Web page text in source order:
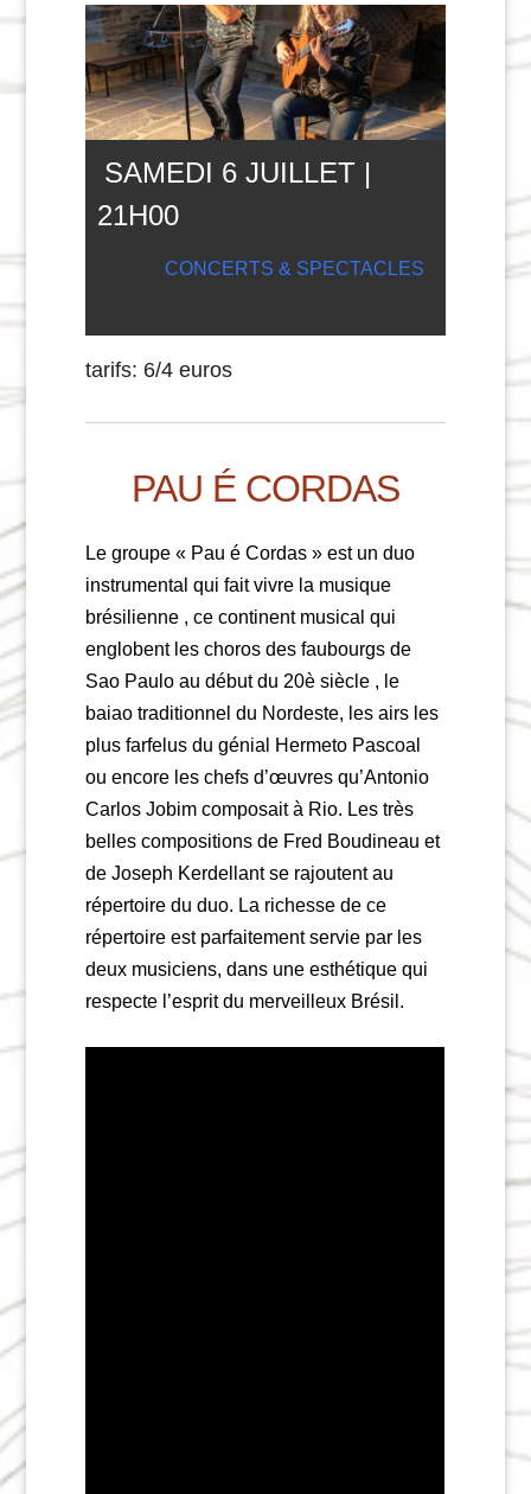
SAMEDI 6 JUILLET |
21H00
CONCERTS & SPECTACLES
tarifs: 6/4 euros
PAU É CORDAS
Le groupe « Pau é Cordas » est un duo
instrumental qui fait vivre la musique
brésilienne , ce continent musical qui
englobent les choros des faubourgs de
Sao Paulo au début du 20è siècle , le
baiao traditionnel du Nordeste, les airs les
plus farfelus du génial Hermeto Pascoal
ou encore les chefs d’œuvres qu’Antonio
Carlos Jobim composait à Rio. Les très
belles compositions de Fred Boudineau et
de Joseph Kerdellant se rajoutent au
répertoire du duo. La richesse de ce
répertoire est parfaitement servie par les
deux musiciens, dans une esthétique qui
respecte l’esprit du merveilleux Brésil.